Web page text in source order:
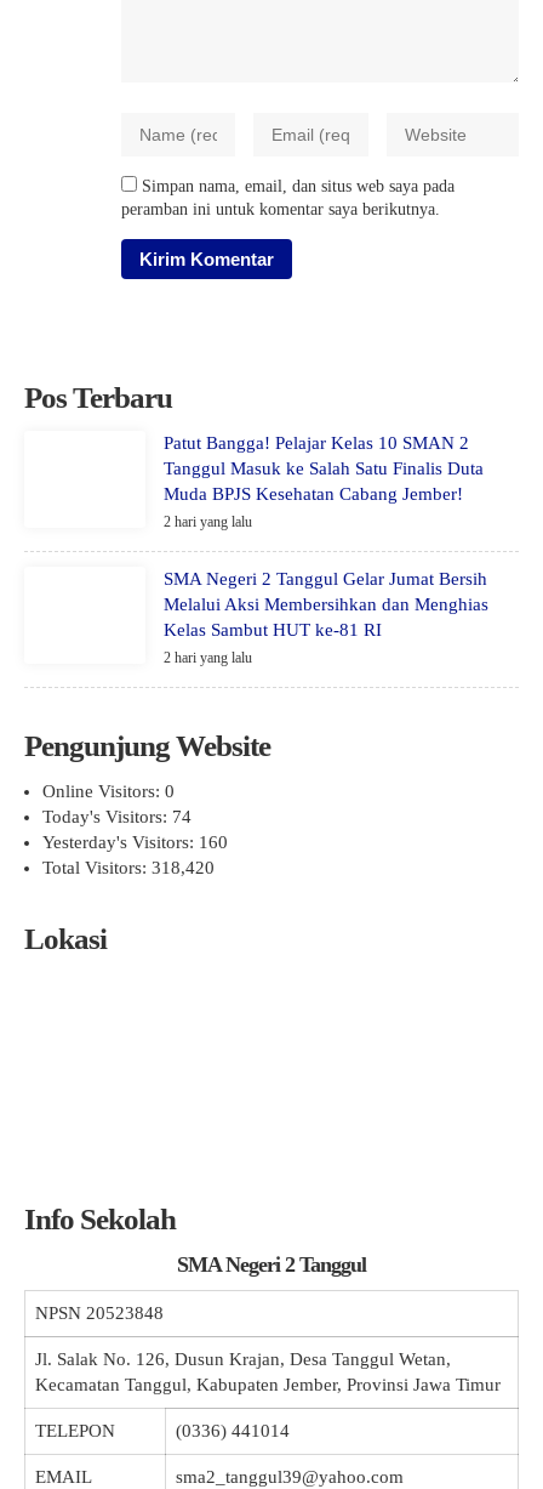
Simpan nama, email, dan situs web saya pada
peramban ini untuk komentar saya berikutnya.
Pos Terbaru
Patut Bangga! Pelajar Kelas 10 SMAN 2
Tanggul Masuk ke Salah Satu Finalis Duta
Muda BPJS Kesehatan Cabang Jember!
2 hari yang lalu
SMA Negeri 2 Tanggul Gelar Jumat Bersih
Melalui Aksi Membersihkan dan Menghias
Kelas Sambut HUT ke-81 RI
2 hari yang lalu
Pengunjung Website
Online Visitors: 0
Today's Visitors: 74
Yesterday's Visitors: 160
Total Visitors: 318,420
Lokasi
Info Sekolah
SMA Negeri 2 Tanggul
NPSN 20523848
Jl. Salak No. 126, Dusun Krajan, Desa Tanggul Wetan,
Kecamatan Tanggul, Kabupaten Jember, Provinsi Jawa Timur
TELEPON (0336) 441014
EMAIL sma2_tanggul39@yahoo.com